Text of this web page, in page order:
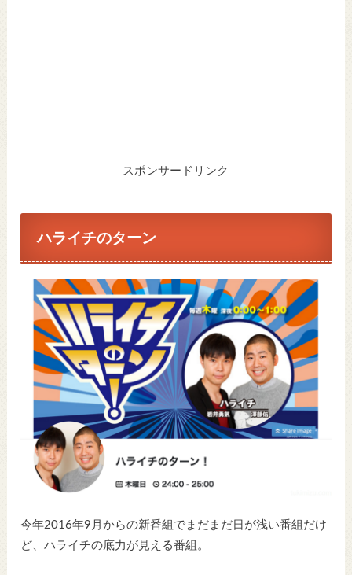
スポンサードリンク
ハライチのターン
今年2016年9月からの新番組でまだまだ日が浅い番組だけ
ど、ハライチの底力が見える番組。